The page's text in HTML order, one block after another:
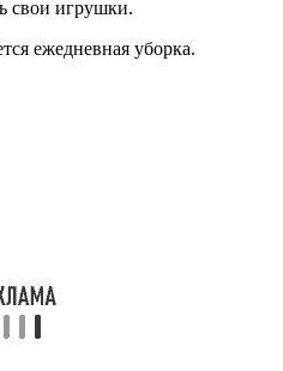
свои игрушки.
ежедневная уборка.